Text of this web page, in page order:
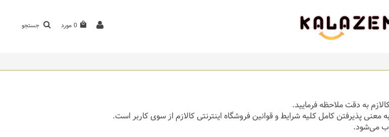
0 مورد جستجو
به دقت ملاحظه فرمایید.
پذیرفتن کامل کلیه شرایط و قوانین فروشگاه اینترنتی کالازم از سوی کاربر است.
می‏‌شود.